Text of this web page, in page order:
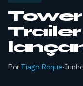
Tower
Por Tiago Roque·